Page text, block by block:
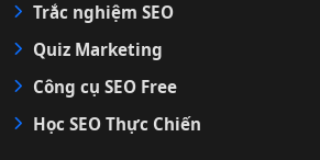
Trắc nghiệm SEO
Quiz Marketing
Công cụ SEO Free
Học SEO Thực Chiến